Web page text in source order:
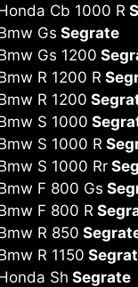
Cb 1000 R
Gs Segrate
Gs 1200
R 1200 R
R 1200
S 1000
S 1000 R
S 1000 Rr
F 800 Gs
F 800 R
R 850
R 1150
Sh Segrate